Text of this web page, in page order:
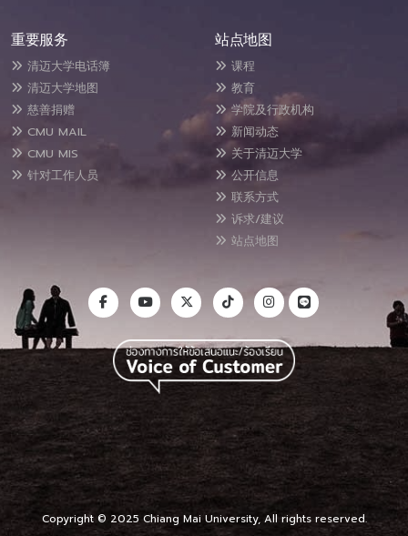
重要服务
清迈大学电话簿
清迈大学地图
慈善捐赠
CMU MAIL
CMU MIS
针对工作人员
站点地图
课程
教育
学院及行政机构
新闻动态
关于清迈大学
公开信息
联系方式
诉求/建议
站点地图
Copyright © 2025 Chiang Mai University, All rights reserved.